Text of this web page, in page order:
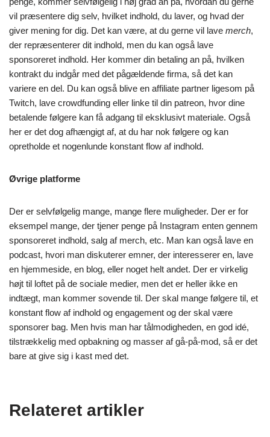
vil præsentere dig selv, hvilket indhold, du laver, og hvad der
giver mening for dig. Det kan være, at du gerne vil lave merch,
der repræsenterer dit indhold, men du kan også lave
sponsoreret indhold. Her kommer din betaling an på, hvilken
kontrakt du indgår med det pågældende firma, så det kan
variere en del. Du kan også blive en affiliate partner ligesom på
Twitch, lave crowdfunding eller linke til din patreon, hvor dine
betalende følgere kan få adgang til eksklusivt materiale. Også
her er det dog afhængigt af, at du har nok følgere og kan
opretholde et nogenlunde konstant flow af indhold.
Øvrige platforme
Der er selvfølgelig mange, mange flere muligheder. Der er for
eksempel mange, der tjener penge på Instagram enten gennem
sponsoreret indhold, salg af merch, etc. Man kan også lave en
podcast, hvori man diskuterer emner, der interesserer en, lave
en hjemmeside, en blog, eller noget helt andet. Der er virkelig
højt til loftet på de sociale medier, men det er heller ikke en
indtægt, man kommer sovende til. Der skal mange følgere til, et
konstant flow af indhold og engagement og der skal være
sponsorer bag. Men hvis man har tålmodigheden, en god idé,
tilstrækkelig med opbakning og masser af gå-på-mod, så er det
bare at give sig i kast med det.
Relateret artikler